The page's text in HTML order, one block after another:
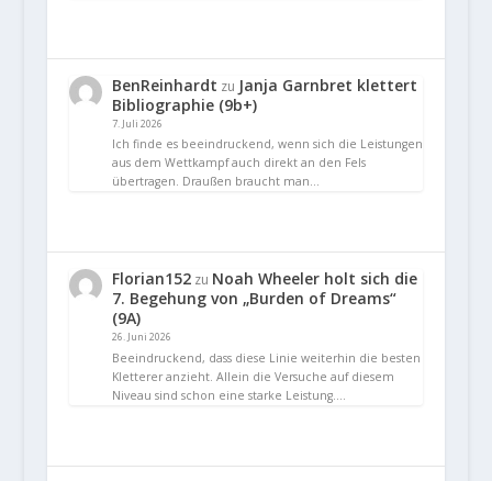
BenReinhardt zu Janja Garnbret klettert
Bibliographie (9b+)
7. Juli 2026
Ich finde es beeindruckend, wenn sich die Leistungen
aus dem Wettkampf auch direkt an den Fels
übertragen. Draußen braucht man…
Florian152zu Noah Wheeler holt sich die
7. Begehung von „Burden of Dreams“
(9A)
26. Juni 2026
Beeindruckend, dass diese Linie weiterhin die besten
Kletterer anzieht. Allein die Versuche auf diesem
Niveau sind schon eine starke Leistung.…